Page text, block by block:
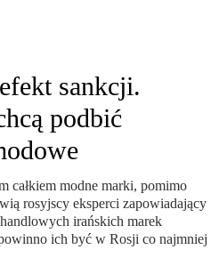
sankcji.
podbić
całkiem modne marki, pomimo
rosyjscy eksperci zapowiadający
irańskich marek
ich być w Rosji co najmniej